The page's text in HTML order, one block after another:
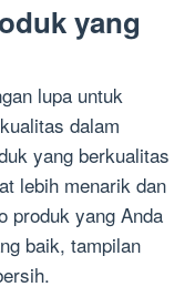
yang
lupa untuk
dalam
yang berkualitas
lebih menarik dan
produk yang Anda
baik, tampilan